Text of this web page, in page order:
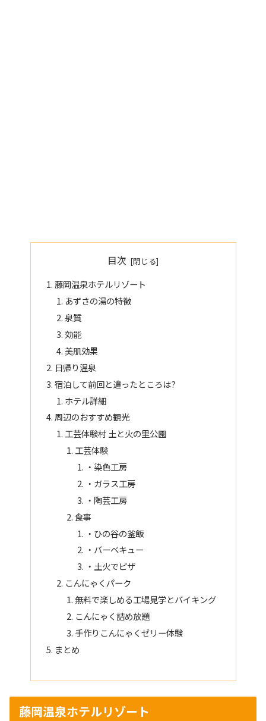
目次
藤岡温泉ホテルリゾート
あずさの湯の特徴
泉質
効能
美肌効果
日帰り温泉
宿泊して前回と違ったところは?
ホテル詳細
周辺のおすすめ観光
工芸体験村 土と火の里公園
工芸体験
・染色工房
・ガラス工房
・陶芸工房
食事
・ひの谷の釜飯
・バーベキュー
・土火でピザ
こんにゃくパーク
無料で楽しめる工場見学とバイキング
こんにゃく詰め放題
手作りこんにゃくゼリー体験
まとめ
藤岡温泉ホテルリゾート